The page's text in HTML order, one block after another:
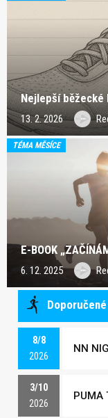
Nejlepší běžecké
13. 2. 2026
TÉMA MĚSÍCE
E-BOOK
6. 12. 2025
8/8
2026
NN
3/10
2026
PUMA